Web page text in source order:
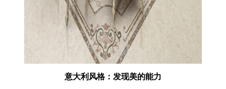
意大利风格：发现美的能力